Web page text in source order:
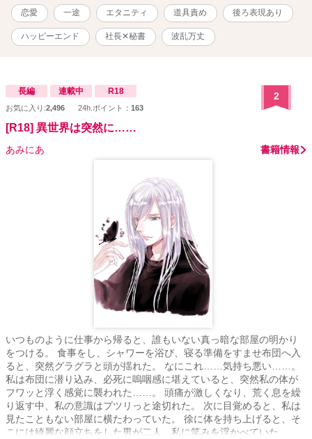
新たなトラブルに巻き込まれて――？ いちゃいちゃしながら世界
を回りつつ、ヒロインの香澄が色んなトラブルに遭い、二人で乗り
越えてゆく大長編です。 ※ 未熟な挿絵もついております。 ※ ム
ーンライトノベルス様、エブリスタ様にも投稿させて頂いておりま
います。香澄が少し可哀想な目に遭う回は、★をつけます。 ※ 表
紙はニジジャーニーを使用しました。
恋愛 一途 エタニティ 道具責め 後ろ表現あり
ハッピーエンド 社長✕秘書 波乱万丈
長編 連載中 R18
お気に入り:2,496 24h.ポイント： 163
2
[R18] 異世界は突然に……
あみにあ 書籍情報
いつものように仕事から帰ると、誰もいない真っ暗な部屋の明かり
をつける。 食事をし、シャワーを浴び、寝る準備をすませ布団へ入
ると、突然グラグラと頭が揺れた。 なにこれ……気持ち悪い……。
私は布団に潜り込み、必死に嗚咽感に堪えていると、突然私の体が
フワッと浮く感覚に襲われた……。 頭痛が激しくなり、荒く息を繰
り返す中、私の意識はプツリっと途切れた。 次に目覚めると、私は
見たこともない部屋に横たわっていた。 徐に体を持ち上げると、そ
こには綺麗な顔立ちをした男が二人、私に笑みを浮かべていた。